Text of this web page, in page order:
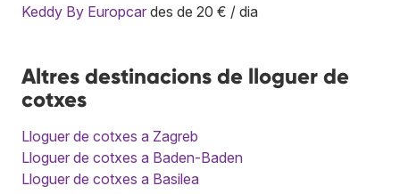
Keddy By Europcar des de 20 € / dia
Altres destinacions de lloguer de
cotxes
Lloguer de cotxes a Zagreb
Lloguer de cotxes a Baden-Baden
Lloguer de cotxes a Basilea